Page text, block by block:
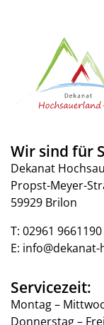
Wir sind für
Dekanat
Propst-Meyer-
59929 Brilon
T: 02961 9661190
E:
Servicezeit:
Montag –
Donnerstag –